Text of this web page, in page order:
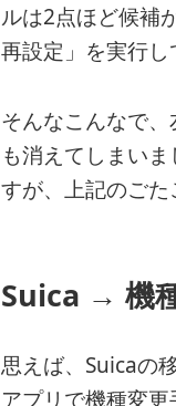
ルは2点ほど候補
再設定」を実行し
そんなこんなで
も消えてしまい
すが、上記のごた
Suica → 機
思えば、Suicaの
アプリで機種変更